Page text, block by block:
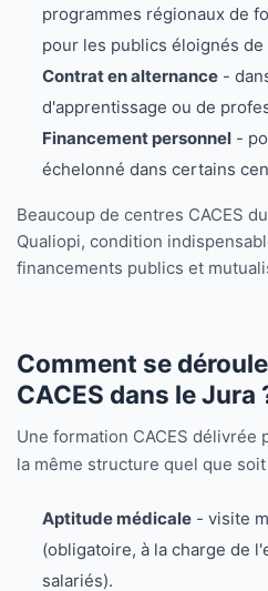
programmes régionaux de
pour les publics éloignés de
Contrat en alternance-
d'apprentissage ou de
Financement personnel-
échelonné dans certains
Beaucoup de centres CACES
Qualiopi, condition
financements publics et
Comment se
CACES dans le Jura
Une formation CACES délivrée
la même structure quel que
Aptitude médicale- visite
(obligatoire, à la charge de
salariés).